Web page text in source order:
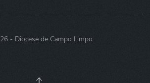
- Diocese de Campo Limpo.